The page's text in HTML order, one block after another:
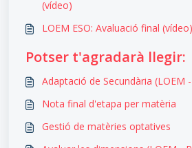
(vídeo)
LOEM ESO: Avaluació final (vídeo)
Potser t'agradarà llegir:
Adaptació de Secundària (LOEM
Nota final d'etapa per matèria
Gestió de matèries optatives